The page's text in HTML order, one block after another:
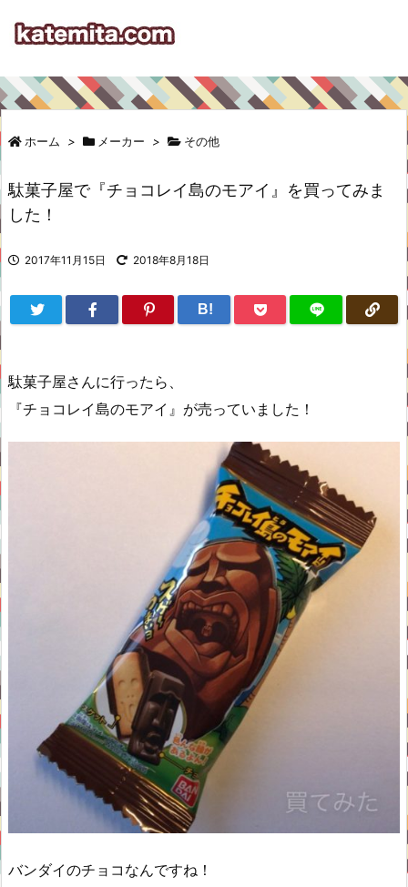
ホーム > メーカー > その他
駄菓子屋で『チョコレイ島のモアイ』を買ってみま
した！
2017年11月15日 2018年8月18日
B!
駄菓子屋さんに行ったら、
『チョコレイ島のモアイ』が売っていました！
バンダイのチョコなんですね！